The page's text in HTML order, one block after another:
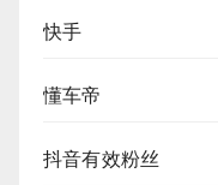
快手
懂车帝
抖音有效粉丝